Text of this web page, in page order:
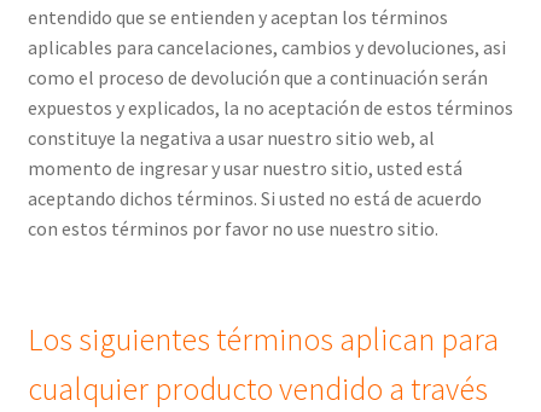
entendido que se entienden y aceptan los términos
aplicables para cancelaciones, cambios y devoluciones, asi
como el proceso de devolución que a continuación serán
expuestos y explicados, la no aceptación de estos términos
constituye la negativa a usar nuestro sitio web, al
momento de ingresar y usar nuestro sitio, usted está
aceptando dichos términos. Si usted no está de acuerdo
con estos términos por favor no use nuestro sitio.
Los siguientes términos aplican para
cualquier producto vendido a través